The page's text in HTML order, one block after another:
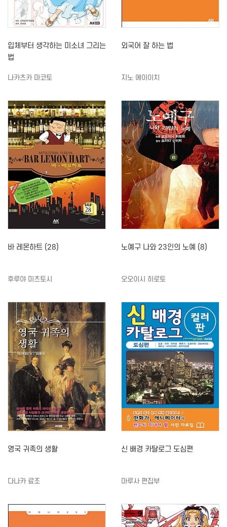
입체부터 생각하는 미소녀 그리는
법
나카츠카 마코토
외국어 잘 하는 법
지노 에이이치
바 레몬하트 (28)
후루야 미츠토시
노예구 나와 23인의 노예 (8)
오오이시 히로토
영국 귀족의 생활
다나카 료조
신 배경 카탈로그 도심편
마루사 편집부